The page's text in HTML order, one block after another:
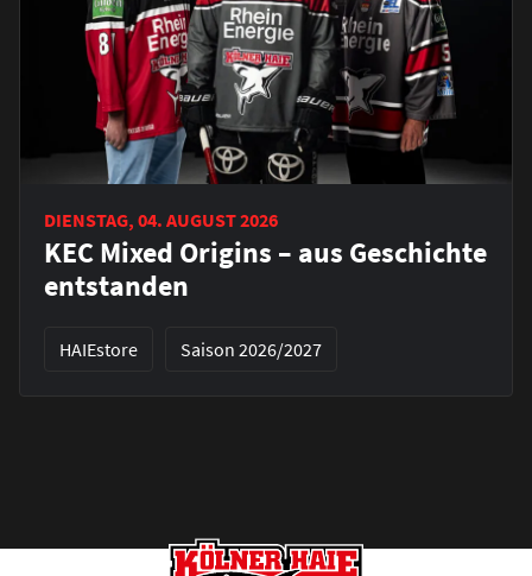
DIENSTAG, 04. AUGUST 2026
KEC Mixed Origins – aus Geschichte
entstanden
HAIEstore Saison 2026/2027